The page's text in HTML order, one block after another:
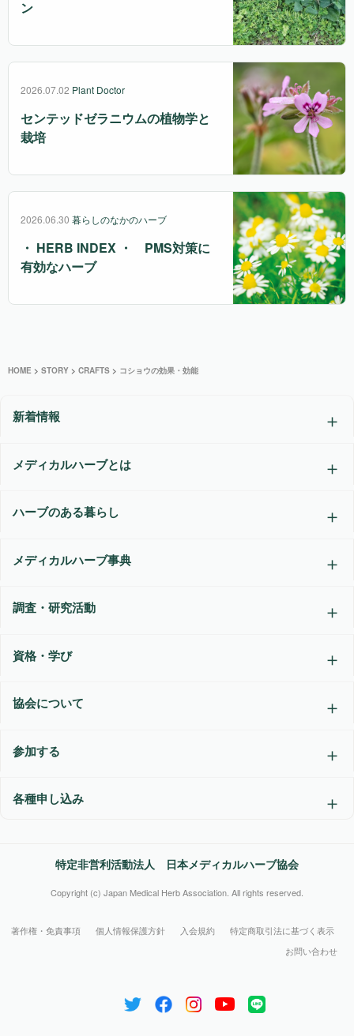
ン
2026.07.02 Plant Doctor
センテッドゼラニウムの植物学と
栽培
2026.06.30 暮らしのなかのハーブ
・ HERB INDEX ・ PMS対策に
有効なハーブ
HOME > STORY > CRAFTS > コショウの効果・効能
新着情報
メディカルハーブとは
ハーブのある暮らし
メディカルハーブ事典
調査・研究活動
資格・学び
協会について
参加する
各種申し込み
特定非営利活動法人 日本メディカルハーブ協会
Copyright (c) Japan Medical Herb Association. All rights reserved.
著作権・免責事項 個人情報保護方針 入会規約
特定商取引法に基づく表示
お問い合わせ